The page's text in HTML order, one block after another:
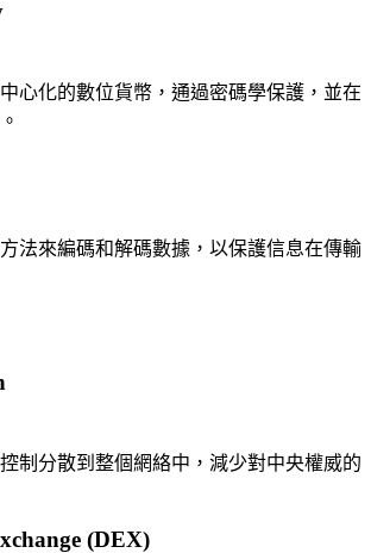
心化的數位貨幣，通過密碼學保護，並在
法來編碼和解碼數據，以保護信息在傳輸
制分散到整個網絡中，減少對中央權威的
(DEX)